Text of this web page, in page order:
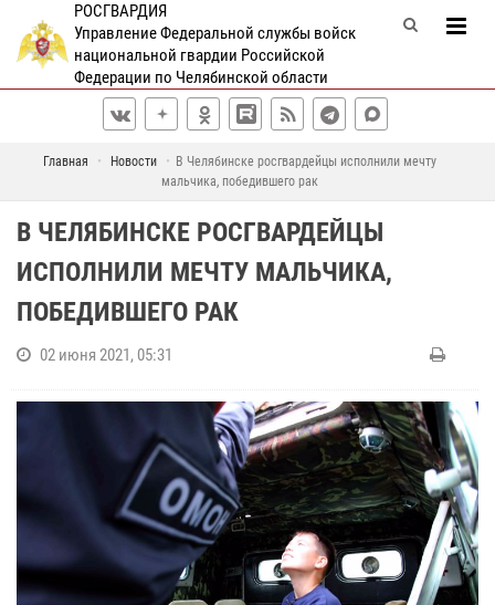
РОСГВАРДИЯ
Управление Федеральной службы войск
национальной гвардии Российской
Федерации по Челябинской области
Главная Новости
В Челябинске росгвардейцы исполнили мечту
мальчика, победившего рак
В ЧЕЛЯБИНСКЕ РОСГВАРДЕЙЦЫ
ИСПОЛНИЛИ МЕЧТУ МАЛЬЧИКА,
ПОБЕДИВШЕГО РАК
02 июня 2021, 05:31